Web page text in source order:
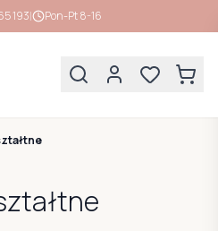
193| Pon-Pt 8-16